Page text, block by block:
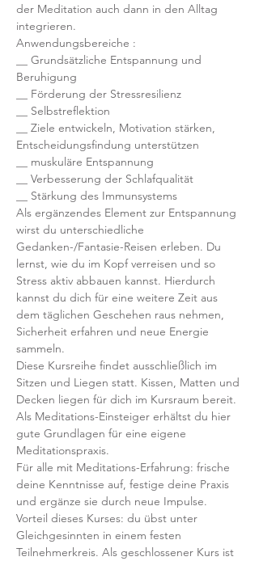
der Meditation auch dann in den Alltag
integrieren.
Anwendungsbereiche :
__ Grundsätzliche Entspannung und
Beruhigung
__ Förderung der Stressresilienz
__ Selbstreflektion
__ Ziele entwickeln, Motivation stärken,
Entscheidungsfindung unterstützen
__ muskuläre Entspannung
__ Verbesserung der Schlafqualität
__ Stärkung des Immunsystems
Als ergänzendes Element zur Entspannung
wirst du unterschiedliche
Gedanken-/Fantasie-Reisen erleben. Du
lernst, wie du im Kopf verreisen und so
Stress aktiv abbauen kannst. Hierdurch
kannst du dich für eine weitere Zeit aus
dem täglichen Geschehen raus nehmen,
Sicherheit erfahren und neue Energie
sammeln.
Diese Kursreihe findet ausschließlich im
Sitzen und Liegen statt. Kissen, Matten und
Decken liegen für dich im Kursraum bereit.
Als Meditations-Einsteiger erhältst du hier
gute Grundlagen für eine eigene
Meditationspraxis.
Für alle mit Meditations-Erfahrung: frische
deine Kenntnisse auf, festige deine Praxis
und ergänze sie durch neue Impulse.
Vorteil dieses Kurses: du übst unter
Gleichgesinnten in einem festen
Teilnehmerkreis. Als geschlossener Kurs ist